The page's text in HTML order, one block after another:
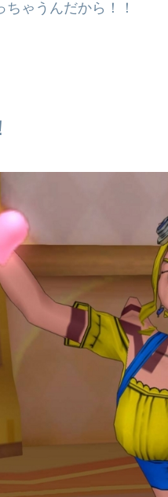
ゃうんだから！！